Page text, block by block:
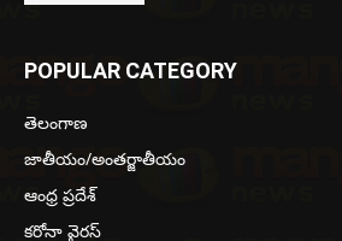
POPULAR CATEGORY
తెలంగాణ
జాతీయం/అంతర్జాతీయం
ఆంధ్ర ప్రదేశ్
కరోనా వైరస్